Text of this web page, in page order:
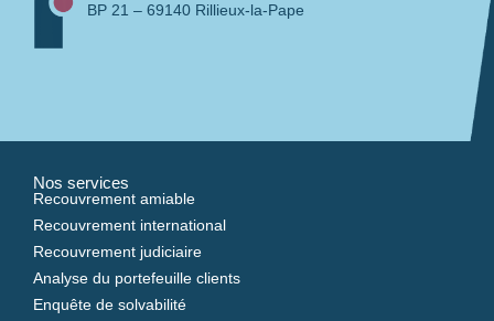
BP 21 – 69140 Rillieux-la-Pape
Nos services
Recouvrement amiable
Recouvrement international
Recouvrement judiciaire
Analyse du portefeuille clients
Enquête de solvabilité